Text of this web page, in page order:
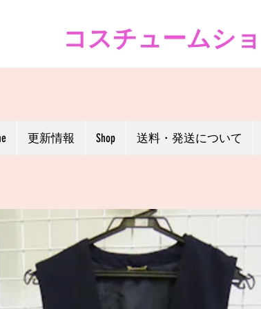
コスチュームシ
更新情報 Shop 送料・発送について